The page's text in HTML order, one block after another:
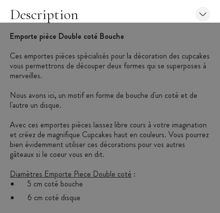
Description
Emporte pièce Double coté Bouche
Ces emportes pièces spécialisés pour la décoration des cupcakes
vous permettrons de découper deux formes qui se superposes à
merveilles.
Nous avons ici, un motif en forme de bouche d'un coté et de
l'autre un disque.
Avec ces emportes pièces laissez libre cours à votre imagination
et créez de magnifique Cupcakes haut en couleurs. Vous pourrez
bien évidemment utiliser ces décorations pour vos autres
gâteaux si le coeur vous en dit.
Diamètres Emporte Piece Double coté :
5 cm coté bouche
6 cm coté disque